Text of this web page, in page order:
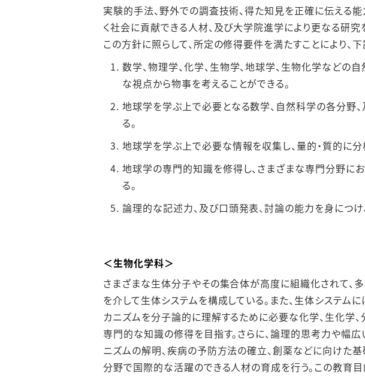
実験的⼿法、野外での調査技術、得た知⾒を正確に伝える
く社会に貢献できる⼈材、及び⼤学院進学により更なる研究
この⽅針に照らして、所定の修得要件を満たすことにより、
数学、物理学、化学、⽣物学、地球学、⽣物化学などの
な視点から物事を考えることができる。
地球学を学ぶ上で必要となる数学、⾃然科学の各分野
る。
地球学を学ぶ上で必要な情報を収集し、量的・質的に分
地球学の専⾨的知識を修得し、さまざまな専⾨分野に
る。
論理的な記述⼒、及び⼝頭発表、討論の能⼒を⾝につけ
＜⽣物化学科＞
さまざまな⽣体分⼦やその集合体が⾼度に組織化されて、
を介して⽣体システムを構成している。また、⽣体システム
カニズムを分⼦論的に理解するために必要な化学、⽣化学
専⾨的な知識の修得を⽬指す。さらに、論理的思考⼒や幅
ニズムの解明、疾病の予防⽅法の確⽴、創薬などに向けた
分野で国際的な活躍のできる⼈材の育成を⾏う。この教育